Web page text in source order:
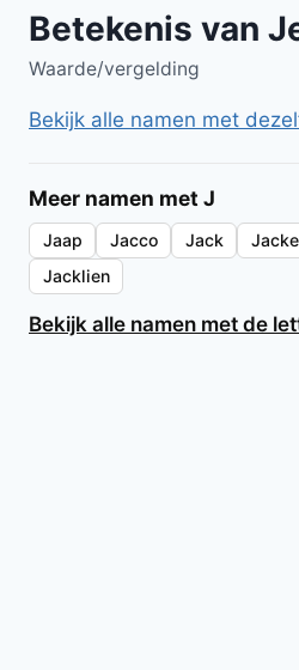
Betekenis van
Waarde/vergelding
Bekijk alle namen met
Meer namen met J
Jaap Jacco Jack
Jacklien
Bekijk alle namen met de